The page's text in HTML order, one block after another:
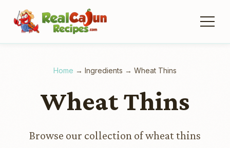
Home → Ingredients → Wheat Thins
Wheat Thins
Browse our collection of wheat thins